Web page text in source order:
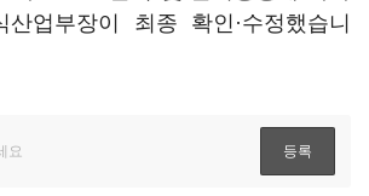
산업부장이 최종 확인·수정했습니